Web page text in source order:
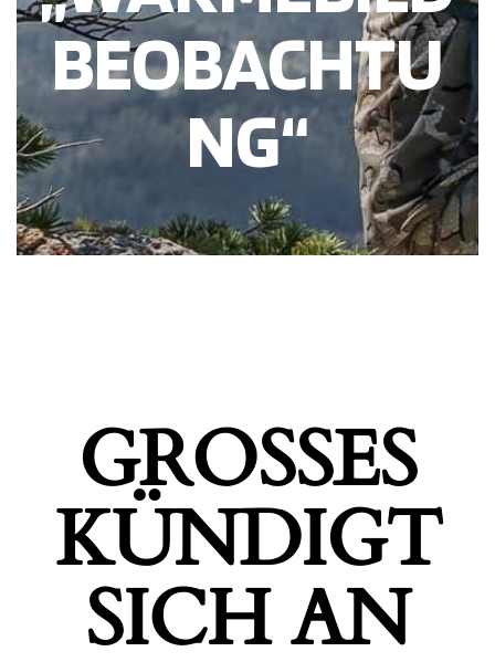
BEOBACHTU
NG“
GROSSES K
ÜNDIGT S
ICH AN